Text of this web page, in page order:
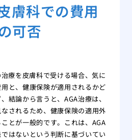
膚科での費用
可否
療を皮膚科で受ける場合、気に
と、健康保険が適用されるかど
結論から言うと、AGA治療は、
されるため、健康保険の適用外
とが一般的です。これは、AGA
はないという判断に基づいてい